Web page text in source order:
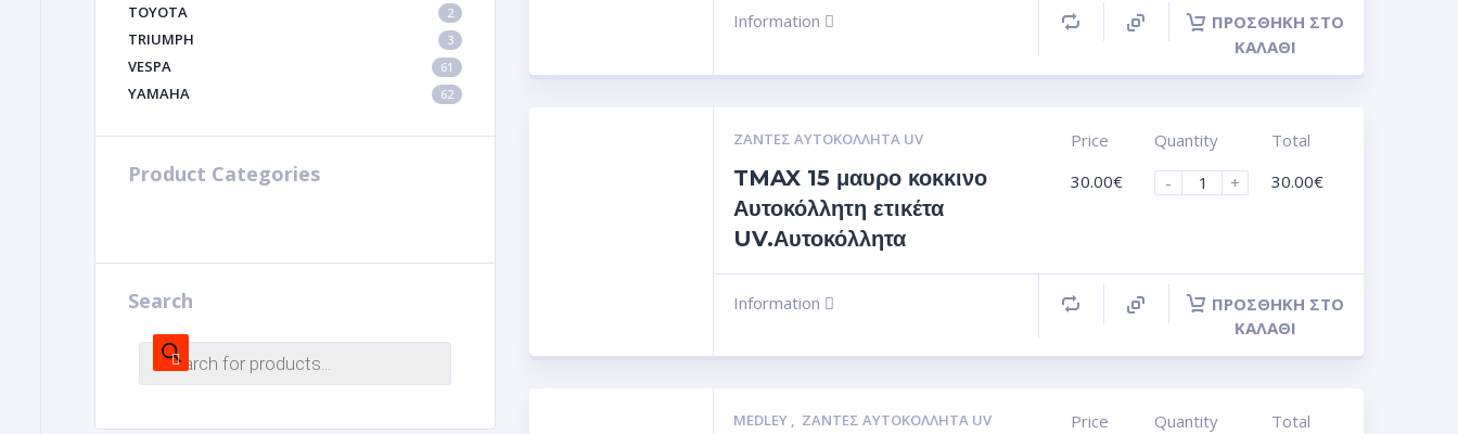
TOYOTA 2
TRIUMPH 3
VESPA 61
YAMAHA 62
Product Categories
Search
Information
ΠΡΟΣΘΉΚΗ ΣΤΟ
ΚΑΛΆΘΙ
ΖΆΝΤΕΣ ΑΥΤΟΚΌΛΛΗΤΑ UV
TMAX 15 μαυρο κοκκινο
Αυτοκόλλητη ετικέτα
UV.Αυτοκόλλητα
Price
30.00€
Quantity
-
+
Total
30.00€
Information
ΠΡΟΣΘΉΚΗ ΣΤΟ
ΚΑΛΆΘΙ
MEDLEY , ΖΆΝΤΕΣ ΑΥΤΟΚΌΛΛΗΤΑ UV
Price
Quantity
Total